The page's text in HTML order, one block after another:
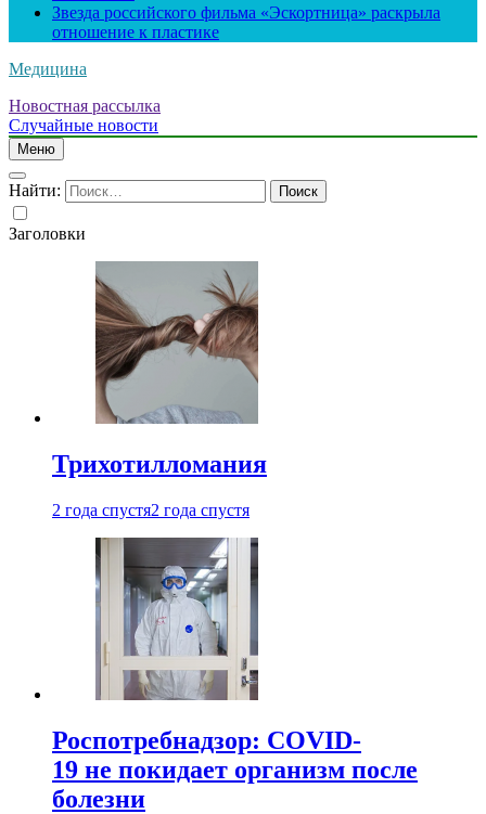
Звезда российского фильма «Эскортница» раскрыла
отношение к пластике
Медицина
Новостная рассылка
Случайные новости
Меню
Найти:
Заголовки
Трихотилломания
2 года спустя2 года спустя
Роспотребнадзор: COVID-
19 не покидает организм после
болезни